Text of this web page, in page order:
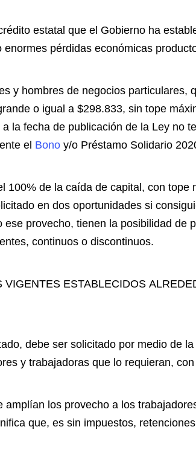
estatal que el Gobierno ha
pérdidas económicas
y hombres de negocios particulares,
o igual a $298.833, sin tope
la fecha de publicación de la Ley no
el Bono y/o Préstamo Solidario
100% de la caída de capital, con tope
en dos oportunidades si
ese provecho, tienen la posibilidad de
continuos o discontinuos.
ESTABLECIDOS
debe ser solicitado por medio de
y trabajadoras que lo requieran,
amplían los provecho a los
que, es sin impuestos,